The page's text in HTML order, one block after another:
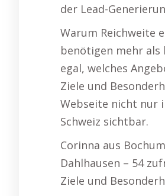
der Lead-
Warum Reichweite
benötigen mehr als
egal, welches
Ziele und
Webseite nicht nur
Schweiz sichtbar.
Corinna aus
Dahlhausen – 54
Ziele und